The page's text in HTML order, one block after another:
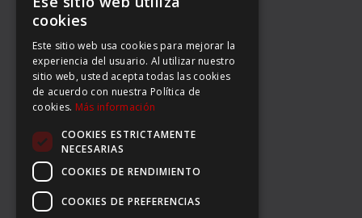
BALMES 92, 3º 1ª B
08008 BARCELONA
TEL: (34) 93 363 53 97
FAX: (34) 93 396 90 14
EMAIL:INFO@CARSERSPORTS.COM
cookies
Este sitio web usa cookies para mejorar la
experiencia del usuario. Al utilizar nuestro
sitio web, usted acepta todas las cookies
de acuerdo con nuestra Política de
cookies. Más información
COOKIES ESTRICTAMENTE
NECESARIAS
COOKIES DE RENDIMIENTO
COOKIES DE PREFERENCIAS